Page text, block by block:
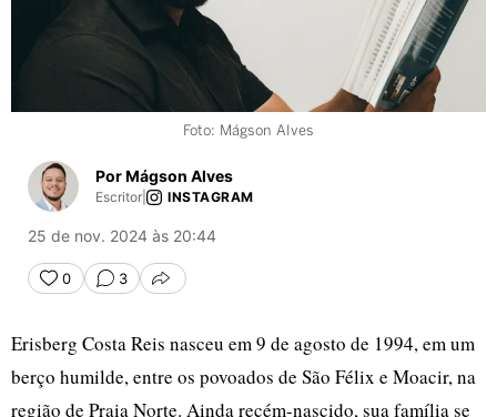
Foto: Mágson Alves
Por Mágson Alves
Escritor INSTAGRAM
25 de nov. 2024 às 20:44
0 3 COMPARTILHAR
Erisberg Costa Reis nasceu em 9 de agosto de 1994, em um
berço humilde, entre os povoados de São Félix e Moacir, na
região de Praia Norte. Ainda recém-nascido, sua família se